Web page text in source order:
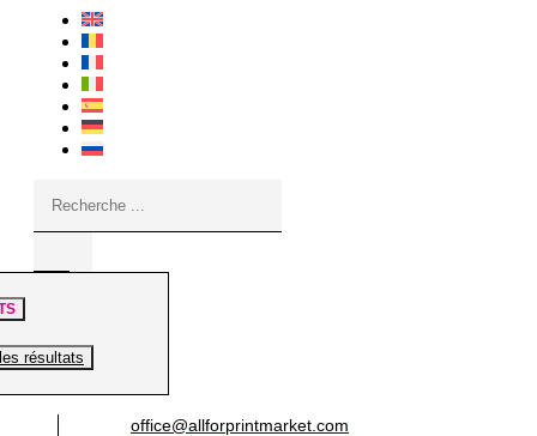
résultats
office@allforprintmarket.com